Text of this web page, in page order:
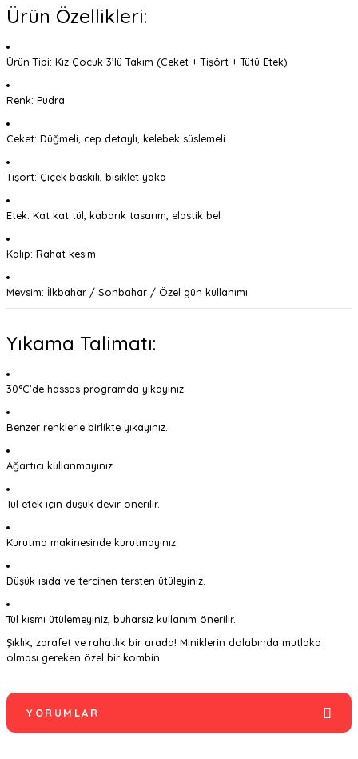
Ürün Özellikleri:
Ürün Tipi: Kız Çocuk 3’lü Takım (Ceket + Tişört + Tütü Etek)
Renk: Pudra
Ceket: Düğmeli, cep detaylı, kelebek süslemeli
Tişört: Çiçek baskılı, bisiklet yaka
Etek: Kat kat tül, kabarık tasarım, elastik bel
Kalıp: Rahat kesim
Mevsim: İlkbahar / Sonbahar / Özel gün kullanımı
Yıkama Talimatı:
30°C’de hassas programda yıkayınız.
Benzer renklerle birlikte yıkayınız.
Ağartıcı kullanmayınız.
Tül etek için düşük devir önerilir.
Kurutma makinesinde kurutmayınız.
Düşük ısıda ve tercihen tersten ütüleyiniz.
Tül kısmı ütülemeyiniz, buharsız kullanım önerilir.
Şıklık, zarafet ve rahatlık bir arada! Miniklerin dolabında mutlaka
olması gereken özel bir kombin
YORUMLAR